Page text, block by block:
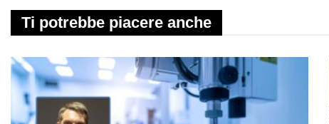
Ti potrebbe piacere anche